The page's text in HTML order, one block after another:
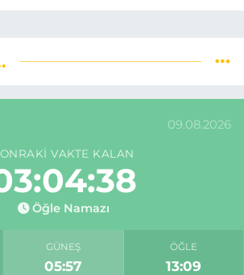
09.08.2026
VAKTE KALAN
Öğle Namazı
GÜNEŞ
05:57
ÖĞLE
13:09